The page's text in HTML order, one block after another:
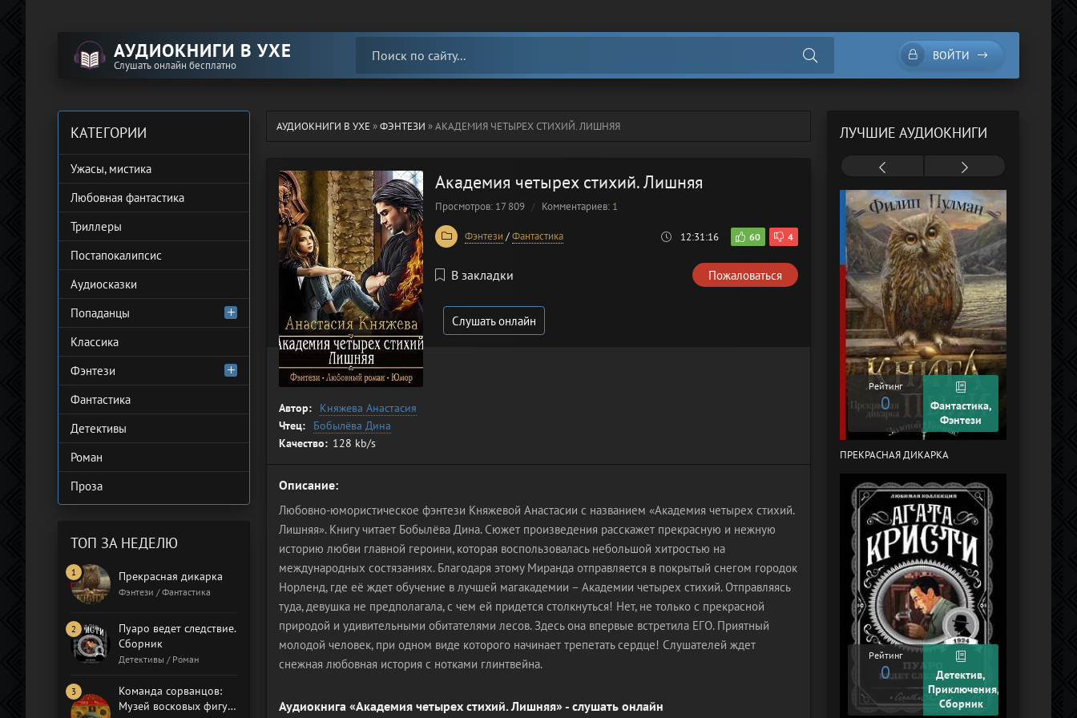
АУДИОКНИГИ В УХЕ
Слушать онлайн бесплатно
ВОЙТИ
АУДИОКНИГИ В УХЕ»ФЭНТЕЗИ » АКАДЕМИЯ ЧЕТЫРЕХ СТИХИЙ. ЛИШНЯЯ
Академия четырех стихий. Лишняя
Просмотров: 17 809 Комментариев: 1
Фэнтези /Фантастика 12:31:16 60 4
В закладки Пожаловаться
Слушать онлайн
Автор:
Княжева Анастасия
Чтец:
Бобылёва Дина
Качество: 128 kb/s
Описание:
Любовно-юмористическое фэнтези Княжевой Анастасии с названием «Академия четырех стихий.
Лишняя». Книгу читает Бобылёва Дина. Сюжет произведения расскажет прекрасную и нежную
историю любви главной героини, которая воспользовалась небольшой хитростью на
международных состязаниях. Благодаря этому Миранда отправляется в покрытый снегом городок
Норленд, где её ждет обучение в лучшей магакадемии – Академии четырех стихий. Отправляясь
туда, девушка не предполагала, с чем ей придется столкнуться! Нет, не только с прекрасной
природой и удивительными обитателями лесов. Здесь она впервые встретила ЕГО. Приятный
молодой человек, при одном виде которого начинает трепетать сердце! Слушателей ждет
снежная любовная история с нотками глинтвейна.
Аудиокнига «Академия четырех стихий. Лишняя» - слушать онлайн
КАТЕГОРИИ
Ужасы, мистика
Любовная фантастика
Триллеры
Постапокалипсис
Аудиосказки
Попаданцы
Классика
Фэнтези
Фантастика
Детективы
Роман
Проза
ТОП ЗА НЕДЕЛЮ
Прекрасная дикарка
Фэнтези / Фантастика
Пуаро ведет следствие.
Сборник
Детективы / Роман
Команда сорванцов:
Музей восковых фигур.
ЛУЧШИЕ АУДИОКНИГИ
Рейтинг
0
Фантастика,
Фэнтези
ПРЕКРАСНАЯ ДИКАРКА
Рейтинг
0
Детектив,
Приключения,
Сборник